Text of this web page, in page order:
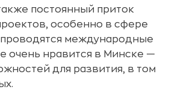
постоянный приток
особенно в сфере
проводятся международные
очень нравится в Минске —
для развития, в том